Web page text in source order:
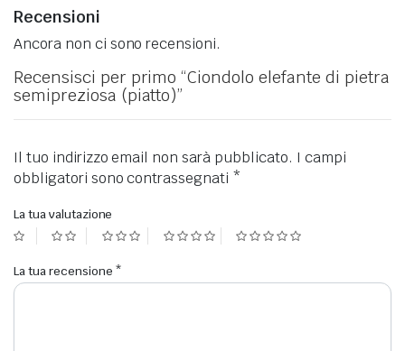
Recensioni
Ancora non ci sono recensioni.
Recensisci per primo “Ciondolo elefante di pietra
semipreziosa (piatto)”
Il tuo indirizzo email non sarà pubblicato. I campi
obbligatori sono contrassegnati *
La tua valutazione
La tua recensione *